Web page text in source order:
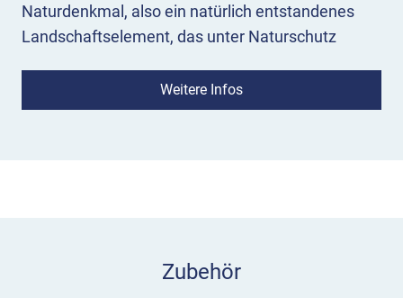
Naturdenkmal, also ein natürlich entstandenes
Landschaftselement, das unter Naturschutz
einen einzelnen Baum, eine Höhle oder Quelle,
oder auch um ein Flächennaturdenkmal wie einen
Weitere Infos
Zubehör